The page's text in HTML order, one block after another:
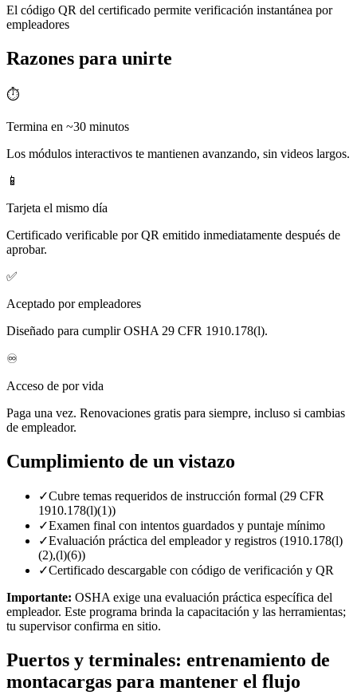
El código QR del certificado permite verificación instantánea por
empleadores
Razones para unirte
⏱️
Termina en ~30 minutos
Los módulos interactivos te mantienen avanzando, sin videos largos.
📱
Tarjeta el mismo día
Certificado verificable por QR emitido inmediatamente después de
aprobar.
✅
Aceptado por empleadores
Diseñado para cumplir OSHA 29 CFR 1910.178(l).
♾️
Acceso de por vida
Paga una vez. Renovaciones gratis para siempre, incluso si cambias
de empleador.
Cumplimiento de un vistazo
✓Cubre temas requeridos de instrucción formal (29 CFR
1910.178(l)(1))
✓Examen final con intentos guardados y puntaje mínimo
✓Evaluación práctica del empleador y registros (1910.178(l)
(2),(l)(6))
✓Certificado descargable con código de verificación y QR
Importante: OSHA exige una evaluación práctica específica del
empleador. Este programa brinda la capacitación y las herramientas;
tu supervisor confirma en sitio.
Puertos y terminales: entrenamiento de
montacargas para mantener el flujo